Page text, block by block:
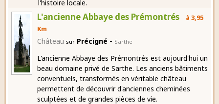
l'histoire locale.
L'ancienne Abbaye des Prémontrés
à 3,95
Km
Château sur Précigné - Sarthe
L'ancienne Abbaye des Prémontrés est aujourd'hui un
beau domaine privé de Sarthe. Les anciens bâtiments
conventuels, transformés en véritable château
permettent de découvrir d'anciennes cheminées
sculptées et de grandes pièces de vie.